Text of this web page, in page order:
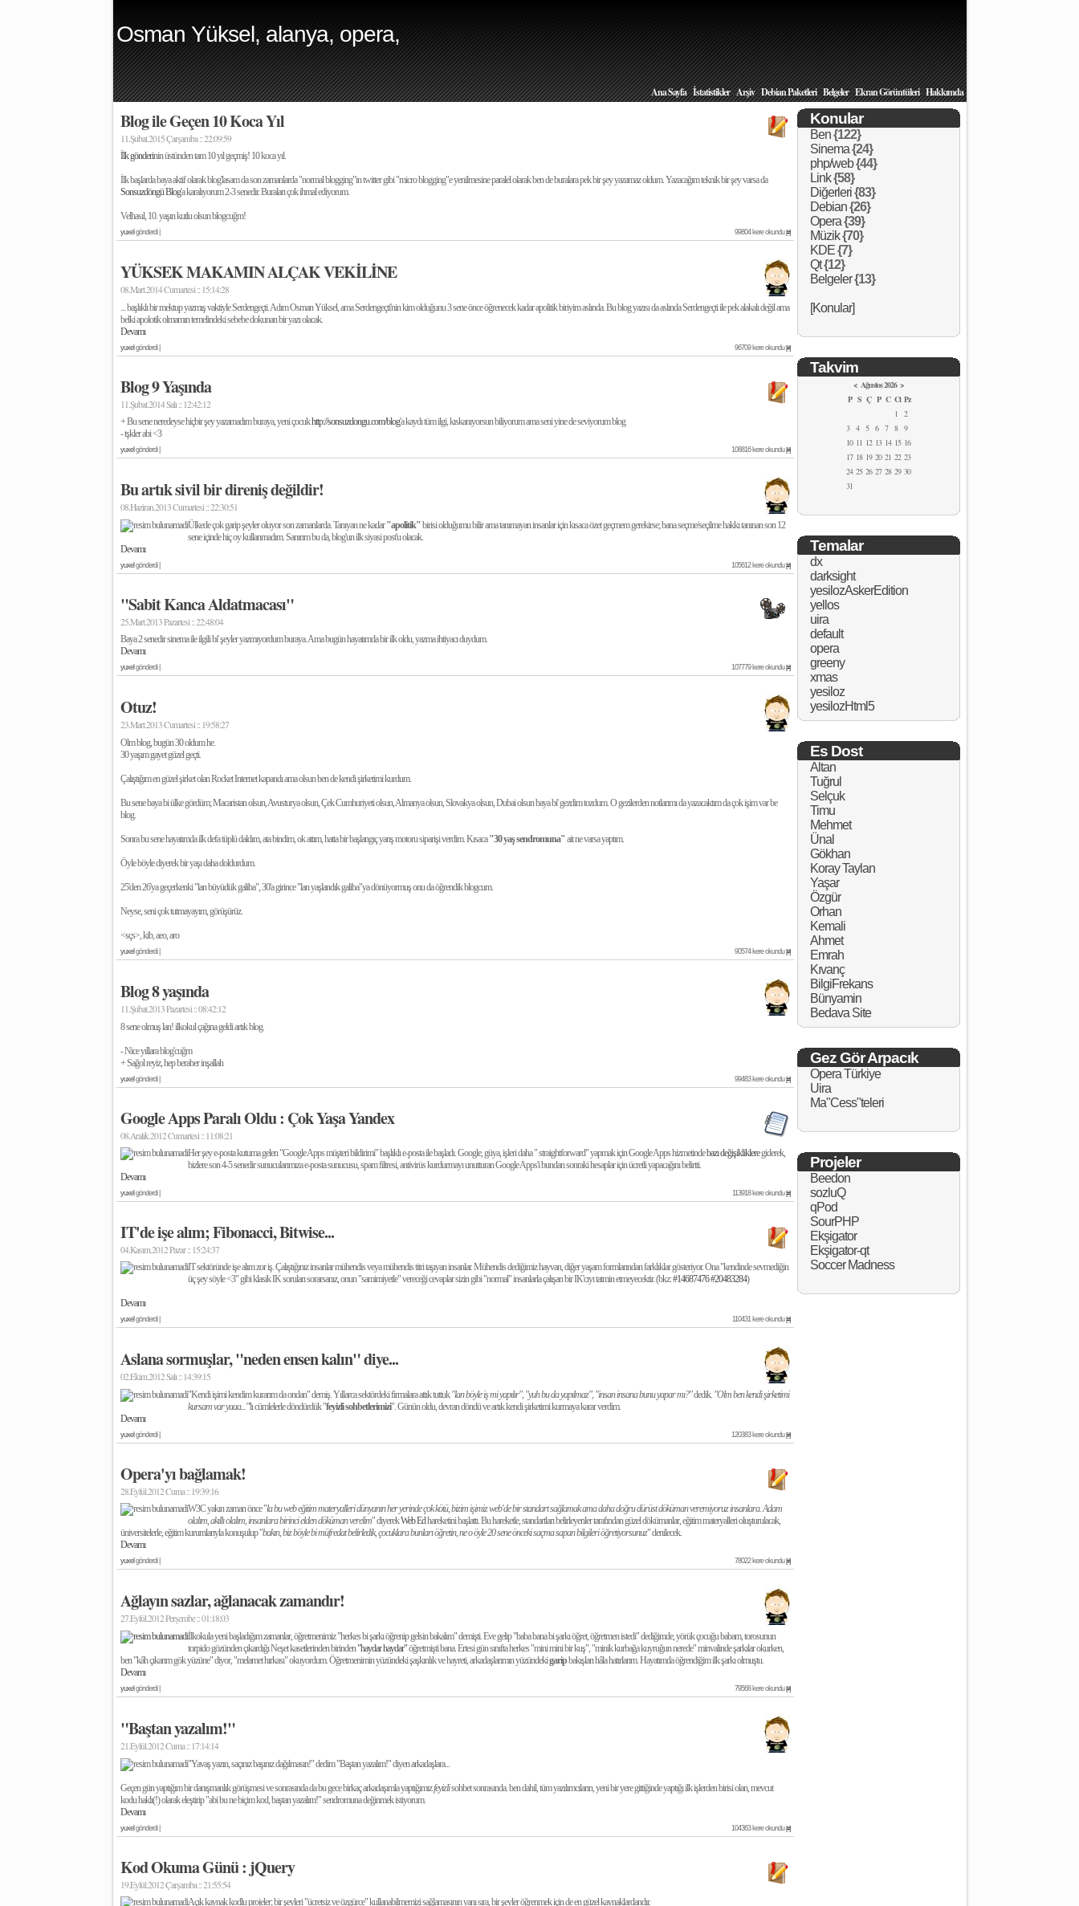
Osman Yüksel, alanya, opera,
Ana Sayfa|İstatistikler|Arşiv|Debian Paketleri|Belgeler|Ekran Görüntüleri|Hakkımda
Blog ile Geçen 10 Koca Yıl
11.Şubat.2015 Çarşamba :: 22:09:59
İlk gönderinin üstünden tam 10 yıl geçmiş! 10 koca yıl.
İlk başlarda baya aktif olarak blog'lasam da son zamanlarda "normal blogging"in twitter gibi "micro blogging"e yenilmesine paralel olarak ben de buralara pek bir şey yazamaz oldum. Yazacağım teknik bir şey varsa da
Sonsuzdöngü Blog'a karalıyorum 2-3 senedir. Buraları çok ihmal ediyorum.
Velhasıl, 10. yaşın kutlu olsun blogcuğm!
yuxelgönderdi | 99804 kere okundu [#]
YÜKSEK MAKAMIN ALÇAK VEKİLİNE
08.Mart.2014 Cumartesi :: 15:14:28
... başlıklı bir mektup yazmış vaktiyle Serdengeçti. Adım Osman Yüksel, ama Serdengeçti'nin kim olduğunu 3 sene önce öğrenecek kadar apolitik biriyim aslında. Bu blog yazısı da aslında Serdengeçti ile pek alakalı değil ama
belki apolotik olmamın temelindeki sebebe dokunan bir yazı olacak.
Devamı
yuxelgönderdi | 96709 kere okundu [#]
Blog 9 Yaşında
11.Şubat.2014 Salı :: 12:42:12
+ Bu sene neredeyse hiçbir şey yazamadım buraya, yeni çocukhttp://sonsuzdongu.com/blog'a kaydı tüm ilgi, kıskanıyorsun biliyorum ama seni yine de seviyorum blog
- tşkler abi <3
yuxelgönderdi | 108816 kere okundu [#]
Bu artık sivil bir direniş değildir!
08.Haziran.2013 Cumartesi :: 22:30:51
Ülkede çok garip şeyler oluyor son zamanlarda. Tanıyan ne kadar"apolitik"birisi olduğumu bilir ama tanımayan insanlar için kısaca özet geçmem gerekirse; bana seçme/seçilme hakkı tanınan son 12
sene içinde hiç oy kullanmadım. Sanırım bu da, blog'un ilk siyasi post'u olacak.
Devamı
yuxelgönderdi | 105612 kere okundu [#]
"Sabit Kanca Aldatmacası"
25.Mart.2013 Pazartesi :: 22:48:04
Baya 2 senedir sinema ile ilgili bi' şeyler yazmıyordum buraya. Ama bugün hayatımda bir ilk oldu, yazma ihtiyacı duydum.
Devamı
yuxelgönderdi | 107779 kere okundu [#]
Otuz!
23.Mart.2013 Cumartesi :: 19:58:27
Olm blog, bugün 30 oldum he.
30 yaşım gayet güzel geçti.
Çalıştığım en güzel şirket olan Rocket Internet kapandı ama olsun ben de kendi şirketimi kurdum.
Bu sene baya bi ülke gördüm; Macaristan olsun, Avusturya olsun, Çek Cumhuriyeti olsun, Almanya olsun, Slovakya olsun, Dubai olsun baya bi' gezdim tozdum. O gezilerden notlarımı da yazacaktım da çok işim var be
blog.
Sonra bu sene hayatımda ilk defa tüplü daldım, ata bindim, ok attım, hatta bir başlangıç yarış motoru siparişi verdim. Kısaca"30 yaş sendromuna"ait ne varsa yaptım.
Öyle böyle diyerek bir yaşı daha doldurdum.
25'den 26'ya geçerkenki "lan büyüdük galiba", 30'a girince "lan yaşlandık galiba"ya dönüyormuş onu da öğrendik blogcum.
Neyse, seni çok tutmayayım, görüşürüz.
<sçs>, kib, aeo, aro
yuxelgönderdi | 90574 kere okundu [#]
Blog 8 yaşında
11.Şubat.2013 Pazartesi :: 08:42:12
8 sene olmuş lan! ilkokul çağına geldi artık blog.
- Nice yıllara blog'cuğm
+ Sağol reyiz, hep beraber inşallah
yuxelgönderdi | 99483 kere okundu [#]
Google Apps Paralı Oldu : Çok Yaşa Yandex
08.Aralık.2012 Cumartesi :: 11:08:21
Her şey e-posta kutuma gelen "Google Apps müşteri bildirimi" başlıklı e-posta ile başladı. Google, güya, işleri daha " straightforward" yapmak için Google Apps hizmetindebazı değişiklikleregiderek,
bizlere son 4-5 senedir sunucularımıza e-posta sunucusu, spam filtresi, antivirüs kurdurmayı unutturan Google Apps'i bundan sonraki hesaplar için ücretli yapacağını belirtti.
Devamı
yuxelgönderdi | 113918 kere okundu [#]
IT'de işe alım; Fibonacci, Bitwise...
04.Kasım.2012 Pazar :: 15:24:37
IT sektöründe işe alım zor iş. Çalıştığınız insanlar mühendis veya mühendis titri taşıyan insanlar. Mühendis dediğimiz hayvan, diğer yaşam formlarından farklıklar gösteriyor. Ona "kendinde sevmediğin
üç şey söyle <3" gibi klasik IK soruları sorarsanız, onun "samimiyetle" vereceği cevaplar sizin gibi "normal" insanlarla çalışan bir IK'cıyı tatmin etmeyecektir. (bkz:#14687476#20483284)
Devamı
yuxelgönderdi | 110431 kere okundu [#]
Aslana sormuşlar, "neden ensen kalın" diye...
02.Ekim.2012 Salı :: 14:39:15
"Kendi işimi kendim kurarım da ondan" demiş. Yıllarca sektördeki firmalara attık tuttuk"lan böyle iş mi yapılır", "yuh bu da yapılmaz", "insan insana bunu yapar mı?"dedik. "Olm ben kendi şirketimi
kursam var yaaa..."'lı cümlelerle döndürdük "feyizli sohbetlerimizi". Günün oldu, devran döndü ve artık kendi şirketimi kurmaya karar verdim.
Devamı
yuxelgönderdi | 120383 kere okundu [#]
Opera'yı bağlamak!
28.Eylül.2012 Cuma :: 19:39:16
W3C yakın zaman önce "la bu web eğitim materyalleri dünyanın her yerinde çok kötü, bizim işimiz web'de bir standart sağlamak ama daha doğru dürüst döküman veremiyoruz insanlara. Adam
olalım, akıllı olalım, insanlara birinci elden döküman verelim" diyerekWeb Edhareketini başlattı. Bu hareketle, standartları belirleyenler tarafından güzel dökümanlar, eğitim materyalleri oluşturulacak,
üniversitelerle, eğitim kurumlarıyla konuşulup "bakın, biz böyle bi müfredat belirledik, çocuklara bunları öğretin, ne o öyle 20 sene önceki saçma sapan bilgileri öğretiyorsunuz" denilecek.
Devamı
yuxelgönderdi | 78022 kere okundu [#]
Ağlayın sazlar, ağlanacak zamandır!
27.Eylül.2012 Perşembe :: 01:18:03
İlkokula yeni başladığım zamanlar, öğretmenimiz "herkes bi şarkı öğrenip gelsin bakalım" demişti. Eve gelip "baba bana bi şarkı öğret, öğretmen istedi" dediğimde, yörük çocuğu babam, torosunun
torpido gözünden çıkardığı Neşet kasetlerinden birinden"haydar haydar"öğretmişti bana. Ertesi gün sınıfta herkes "mini mini bir kuş", "minik kurbağa kuyruğun nerede" minvalinde şarkılar okurken,
ben "kâh çıkarım gök yüzüne" diyor, "melamet hırkası" okuyordum. Öğretmenimin yüzündeki şaşkınlık ve hayreti, arkadaşlarımın yüzündekigaripbakışları hâla hatırlarım. Hayatımda öğrendiğim ilk şarkı olmuştu.
Devamı
yuxelgönderdi | 79568 kere okundu [#]
"Baştan yazalım!"
21.Eylül.2012 Cuma :: 17:14:14
"Yavaş yazın, saçınız başınız dağılmasın!" dedim "Baştan yazalım!" diyen arkadaşlara...
Geçen gün yaptığım bir danışmanlık görüşmesi ve sonrasında da bu gece birkaç arkadaşımla yaptığımızfeyizlisohbet sonrasında. ben dahil, tüm yazılımcıların, yeni bir yere gittiğinde yaptığı ilk işlerden birisi olan, mevcut
kodu haklı(!) olarak eleştirip "abi bu ne biçim kod, baştan yazalım!" sendromuna değinmek istiyorum.
Devamı
yuxelgönderdi | 104363 kere okundu [#]
Kod Okuma Günü : jQuery
19.Eylül.2012 Çarşamba :: 21:55:54
Açık kaynak kodlu projeler; bir şeyleri "ücretsiz ve özgürce" kullanabilmemizi sağlamasının yanı sıra, bir şeyler öğrenmek için de en güzel kaynaklardandır.
Konular
Ben {122}
Sinema {24}
php/web {44}
Link {58}
Diğerleri {83}
Debian {26}
Opera {39}
Müzik {70}
KDE {7}
Qt {12}
Belgeler {13}
[Konular]
Takvim
<Ağustos 2026 >
P S Ç P C Ct Pz
1 2
3 4 5 6 7 8 9
10 11 12 13 14 15 16
17 18 19 20 21 22 23
24 25 26 27 28 29 30
31
Temalar
dx
darksight
yesilozAskerEdition
yellos
uira
default
opera
greeny
xmas
yesiloz
yesilozHtml5
Es Dost
Altan
Tuğrul
Selçuk
Timu
Mehmet
Ünal
Gökhan
Koray Taylan
Yaşar
Özgür
Orhan
Kemali
Ahmet
Emrah
Kıvanç
BilgiFrekans
Bünyamin
Bedava Site
Gez Gör Arpacık
Opera Türkiye
Uira
Ma"Cess"teleri
Projeler
Beedon
sozluQ
qPod
SourPHP
Ekşigator
Ekşigator-qt
Soccer Madness